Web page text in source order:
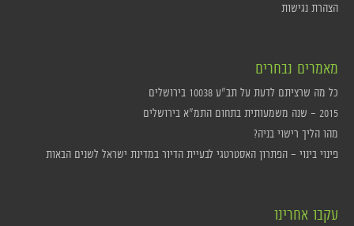
הצהרת נגישות
מאמרים נבחרים
כל מה שרציתם לדעת על תב"ע 10038 בירושלים
2015 – שנה משמעותית בתחום התמ"א בירושלים
מהו הליך רישוי בניה?
פינוי בינוי – הפתרון האסטרטגי לבעיית הדיור במדינת ישראל לשנים הבאות
עקבו אחרינו